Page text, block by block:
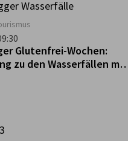
diese Auseinandersetzung
von zehn
Künstlerinnen und
den Berg als äußere
befragen wie als
gesellschaftliches Bild.
Glutenfrei-Wochen:
zu den Wasserfällen mit